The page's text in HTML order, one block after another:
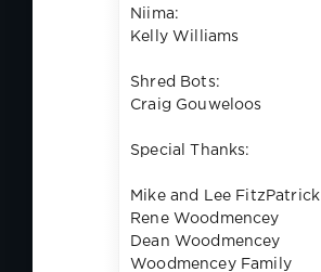
Niima:
Kelly Williams
Shred Bots:
Craig Gouweloos
Special Thanks:
Mike and Lee FitzPatrick
Rene Woodmencey
Dean Woodmencey
Woodmencey Family